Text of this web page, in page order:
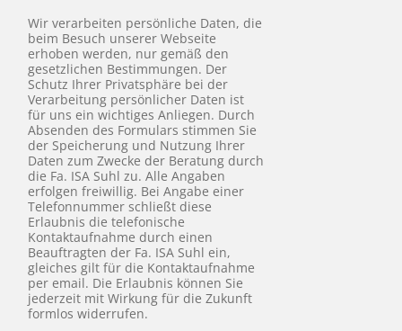
Wir verarbeiten persönliche Daten, die
beim Besuch unserer Webseite
erhoben werden, nur gemäß den
gesetzlichen Bestimmungen. Der
Schutz Ihrer Privatsphäre bei der
Verarbeitung persönlicher Daten ist
für uns ein wichtiges Anliegen. Durch
Absenden des Formulars stimmen Sie
der Speicherung und Nutzung Ihrer
Daten zum Zwecke der Beratung durch
die Fa. ISA Suhl zu. Alle Angaben
erfolgen freiwillig. Bei Angabe einer
Telefonnummer schließt diese
Erlaubnis die telefonische
Kontaktaufnahme durch einen
Beauftragten der Fa. ISA Suhl ein,
gleiches gilt für die Kontaktaufnahme
per email. Die Erlaubnis können Sie
jederzeit mit Wirkung für die Zukunft
formlos widerrufen.